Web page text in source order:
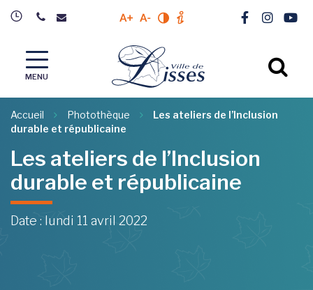
Augmenter la taille du texte
Diminuer la taille du texte
Modifier le contrastre du site
Plus d'info surLien vers
LienLien
MENU
Accueil Photothèque
Les ateliers de l’Inclusion
durable et républicaine
Les ateliers de l’Inclusion
durable et républicaine
Date : lundi 11 avril 2022